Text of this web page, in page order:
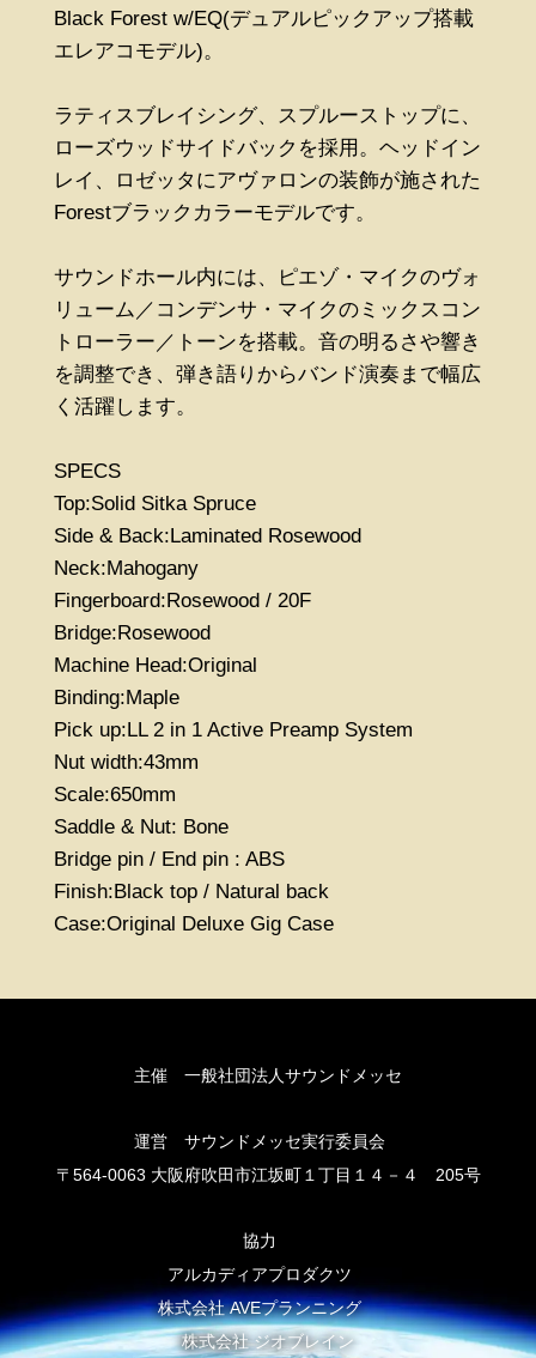
Black Forest w/EQ(デュアルピックアップ搭載
エレアコモデル)。
ラティスブレイシング、スプルーストップに、
ローズウッドサイドバックを採用。ヘッドイン
レイ、ロゼッタにアヴァロンの装飾が施された
Forestブラックカラーモデルです。
サウンドホール内には、ピエゾ・マイクのヴォ
リューム／コンデンサ・マイクのミックスコン
トローラー／トーンを搭載。音の明るさや響き
を調整でき、弾き語りからバンド演奏まで幅広
く活躍します。
SPECS
Top:Solid Sitka Spruce
Side & Back:Laminated Rosewood
Neck:Mahogany
Fingerboard:Rosewood / 20F
Bridge:Rosewood
Machine Head:Original
Binding:Maple
Pick up:LL 2 in 1 Active Preamp System
Nut width:43mm
Scale:650mm
Saddle & Nut: Bone
Bridge pin / End pin : ABS
Finish:Black top / Natural back
Case:Original Deluxe Gig Case
主催 一般社団法人サウンドメッセ
運営 サウンドメッセ実行委員会
〒564-0063 大阪府吹田市江坂町１丁目１４－４ 205号
協力
アルカディアプロダクツ
株式会社 AVEプランニング
株式会社 ジオブレイン